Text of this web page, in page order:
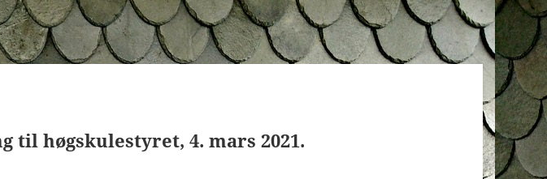
til høgskulestyret, 4. mars 2021.